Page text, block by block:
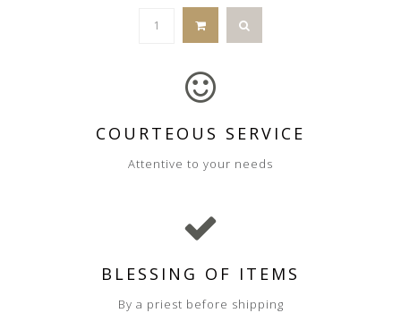
COURTEOUS SERVICE
Attentive to your needs
BLESSING OF ITEMS
By a priest before shipping